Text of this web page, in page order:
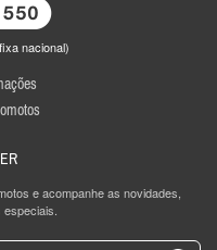
nacional)
e acompanhe as novidades,